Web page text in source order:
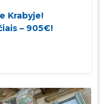
Krabyje!
– 905€!